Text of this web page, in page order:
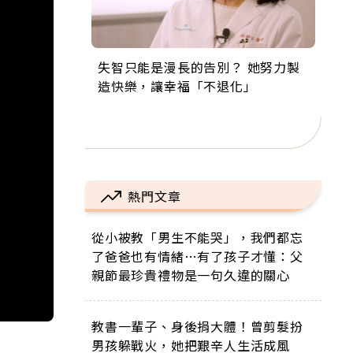
失智只能是漫長的告別？ 她努力製
造快樂，讓幸福「不退化」
來自剛果的巧克力神父 為台灣奉獻
36年 「台灣是我的家，我連作夢都
63歲卸矽谷副總、搬回台灣找快
樂！「蛋黃哥小丑」走進安養院，
104歲打破金氏世界紀錄 成為全球
最年長羽球選手，分享長壽的秘密
事業巔峰他選擇追夢…黑手阿伯拉
小提琴還登上小巨蛋！連CNN都大
熱門文章
從小被教「男生不能哭」，我們都忘
了爸爸也有情緒…有了孩子才懂：父
親節最珍貴禮物是一句久違的關心
教書一輩子、身後捐大體！曾剪髮扮
男孩躲戰火，她把艱辛人生活成風